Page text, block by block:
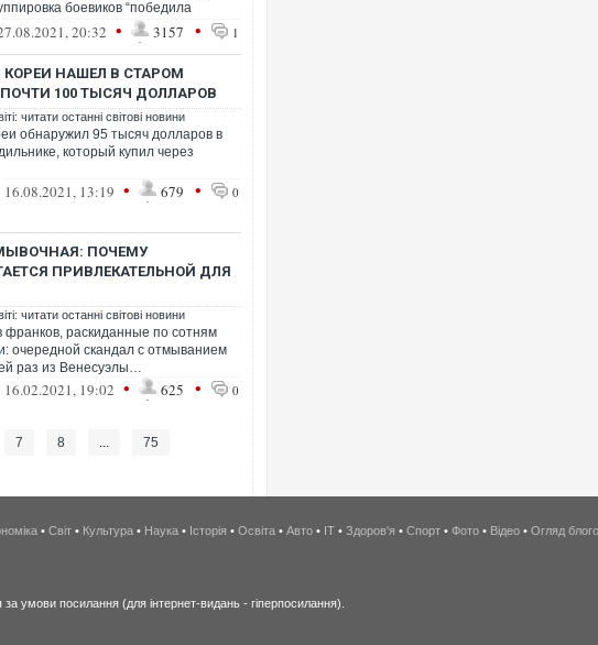
боевиков “победила
20:32 • 3157 • 1
НАШЕЛ В СТАРОМ
100 ТЫСЯЧ ДОЛЛАРОВ
читати останні світові новини
обнаружил 95 тысяч долларов в
который купил через
16.08.2021, 13:19 • 679 • 0
ПОЧЕМУ
ПРИВЛЕКАТЕЛЬНОЙ ДЛЯ
читати останні світові новини
франков, раскиданные по сотням
очередной скандал с отмыванием
раз из Венесуэлы…
16.02.2021, 19:02 • 625 • 0
7 8 ... 75
• Світ • Культура • Наука • Історія • Освіта • Авто • IT • Здоров'я • Спорт • Фото • Відео • Огляд
за умови посилання (для інтернет-видань - гіперпосилання).